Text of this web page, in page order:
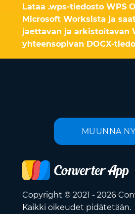
Lataa .wps-tiedosto WPS
Microsoft Worksista ja
jaettavan ja arkistoitavan
yhteensopivan DOCX-
MUUNNA
Copyright © 2021 - 2026
Kaikki oikeudet pidätetään.